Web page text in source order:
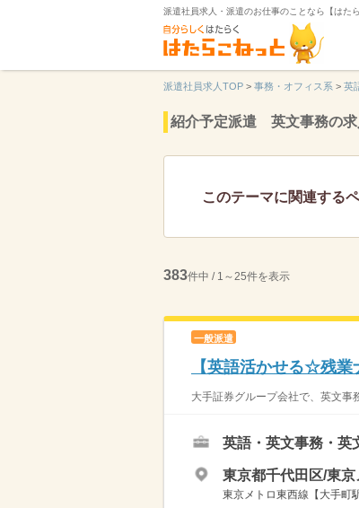
派遣社員求人・派遣のお仕事のことなら【はたら
派遣社員求人TOP > 事務・オフィス系 > 英
紹介予定派遣 英文事務の求
このテーマに関連する
383件中 / 1～25件を表示
一般派遣
【英語活かせる☆残
大手証券グループ会社で、英文事
英語・英文事務・英
東京都千代田区/東京
東京メトロ東西線【大手町